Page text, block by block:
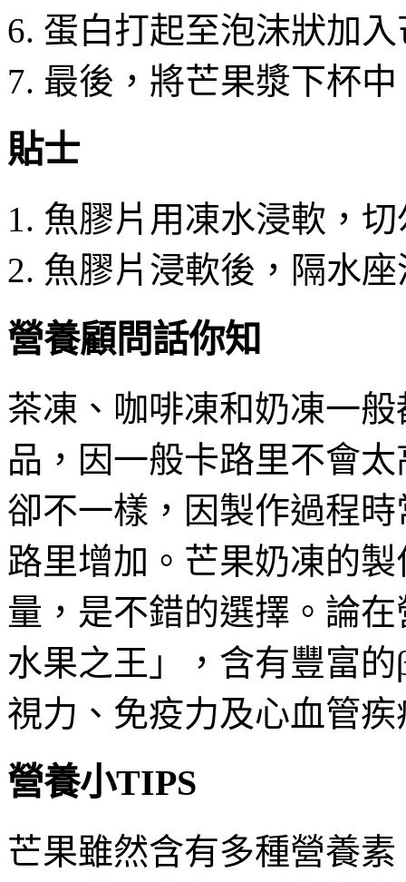
蛋白打起至泡沫狀加
最後，將芒果漿下杯
貼士
魚膠片用凍水浸軟，
魚膠片浸軟後，隔水座
營養顧問話你知
茶凍、咖啡凍和奶凍一
品，因一般卡路里不會
卻不一樣，因製作過程
路里增加。芒果奶凍的
量，是不錯的選擇。論
水果之王」，含有豐富
視力、免疫力及心血管
營養小TIPS
芒果雖然含有多種營養